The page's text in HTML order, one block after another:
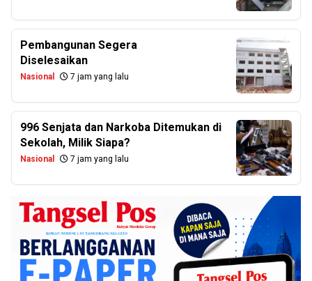
Pembangunan Segera
Diselesaikan
Nasional 7 jam yang lalu
996 Senjata dan Narkoba Ditemukan di
Sekolah, Milik Siapa?
Nasional 7 jam yang lalu